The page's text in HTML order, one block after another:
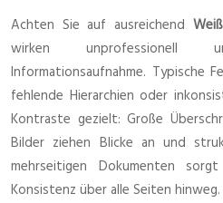
Achten Sie auf ausreichend
wirken unprofessionell
Informationsaufnahme. Typische
fehlende Hierarchien oder
Kontraste gezielt: Große
Bilder ziehen Blicke an und
mehrseitigen Dokumenten
Konsistenz über alle Seiten hinweg.